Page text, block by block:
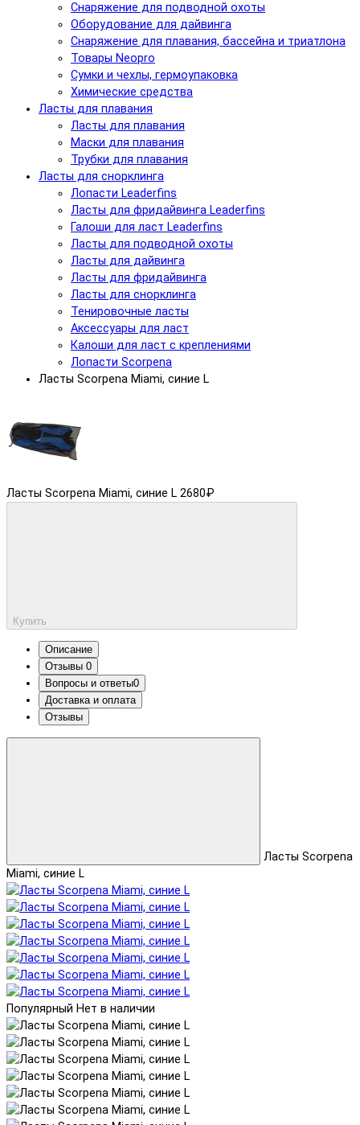
Снаряжение для подводной охоты
Оборудование для дайвинга
Снаряжение для плавания, бассейна и триатлона
Товары Neopro
Сумки и чехлы, гермоупаковка
Химические средства
Ласты для плавания
Ласты для плавания
Маски для плавания
Трубки для плавания
Ласты для снорклинга
Лопасти Leaderfins
Ласты для фридайвинга Leaderfins
Галоши для ласт Leaderfins
Ласты для подводной охоты
Ласты для дайвинга
Ласты для фридайвинга
Ласты для снорклинга
Тенировочные ласты
Аксессуары для ласт
Калоши для ласт с креплениями
Лопасти Scorpena
Ласты Scorpena Miami, синие L
Ласты Scorpena Miami, синие L 2680₽
Купить
Описание
Отзывы 0
Вопросы и ответы0
Доставка и оплата
Отзывы
Ласты Scorpena
Miami, синие L
Популярный Нет в наличии